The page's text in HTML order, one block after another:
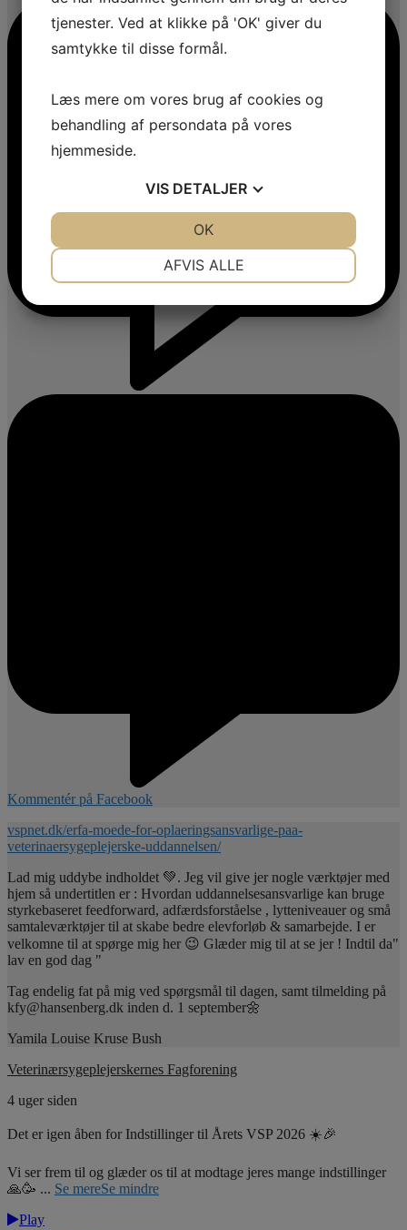
Kommentér på Facebook
vspnet.dk/erfa-moede-for-oplaeringsansvarlige-paa-
veterinaersygeplejerske-uddannelsen/
Lad mig uddybe indholdet 💚. Jeg vil give jer nogle værktøjer med
hjem så undertitlen er : Hvordan uddannelsesansvarlige kan bruge
styrkebaseret feedforward, adfærdsforståelse , lytteniveauer og små
samtaleværktøjer til at skabe bedre elevforløb & samarbejde. I er
velkomne til at spørge mig her 😉 Glæder mig til at se jer ! Indtil da"
lav en god dag "
Tag endelig fat på mig ved spørgsmål til dagen, samt tilmelding på
kfy@hansenberg.dk inden d. 1 september🌼
Yamila Louise Kruse Bush
Veterinærsygeplejerskernes Fagforening
4 uger siden
Det er igen åben for Indstillinger til Årets VSP 2026 ☀️🎉
Vi ser frem til og glæder os til at modtage jeres mange indstillinger
🙏🥳 ... Se mereSe mindre
Play
tjenester. Ved at klikke på 'OK' giver du
samtykke til disse formål.
Læs mere om vores brug af cookies og
behandling af persondata på vores
hjemmeside.
VIS DETALJER
MARKETING STATISTIK
AFVIS ALLE
OK